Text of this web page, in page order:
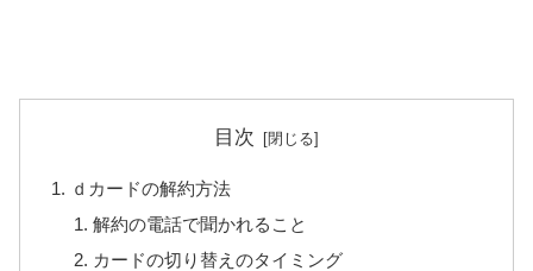
目次
ｄカードの解約方法
解約の電話で聞かれること
カードの切り替えのタイミング